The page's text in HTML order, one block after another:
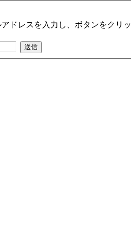
ドレスを入力し、ボタンをクリ